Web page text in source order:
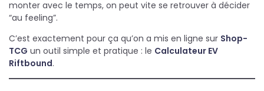
monter avec le temps, on peut vite se retrouver à décider
“au feeling”.
C’est exactement pour ça qu’on a mis en ligne sur Shop-
TCG un outil simple et pratique : le Calculateur EV
Riftbound.